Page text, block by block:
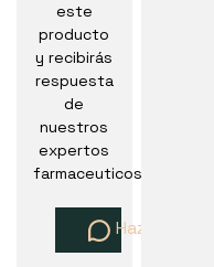
este
producto
y recibirás
respuesta
de
nuestros
expertos
farmaceuticos
Haz una